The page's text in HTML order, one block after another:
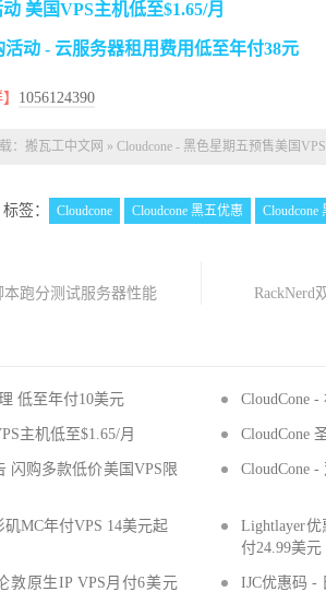
美国VPS主机低至$1.65/月
动 - 云服务器租用费用低至年付38元
1056124390
： 搬瓦工中文网 » Cloudcone - 黑色星期五预售美国
标签： Cloudcone Cloudcone 黑五优惠 Cloudcone
本跑分测试服务器性能
RackNerd
低至年付10美元 CloudCone
主机低至$1.65/月 CloudCone
闪购多款低价美国VPS限
CloudCone
MC年付VPS 14美元起
Lightlayer
付24.99美元
敦原生IP VPS月付6美元
IJC优惠码 -